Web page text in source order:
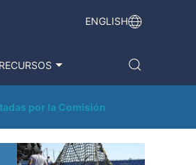
ENGLISH
RECURSOS
por la Comisión